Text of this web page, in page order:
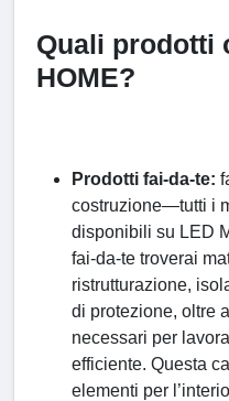
Quali prodotti
HOME?
Prodotti fai-da-te:
costruzione—tutti i
disponibili su LED
fai-da-te troverai
ristrutturazione,
di protezione, oltre
necessari per
efficiente. Questa
elementi per